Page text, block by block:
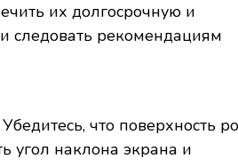
их долгосрочную и
следовать рекомендациям
что поверхность
угол наклона экрана и